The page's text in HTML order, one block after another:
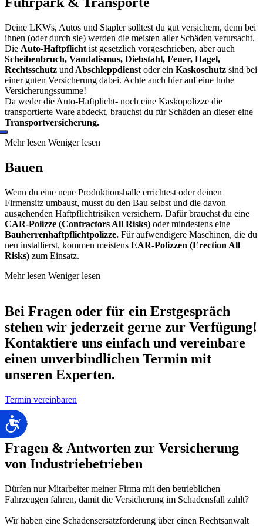
Barrierefreiheit
Deine LKWs, Autos und Stapler solltest du gut versichern, denn bei
ihnen (oder durch sie) werden die meisten aller Schäden verursacht.
Die Auto-Haftpflicht ist gesetzlich vorgeschrieben, aber auch
Scheibenbruch, Vandalismus, Diebstahl, Feuer, Hagel,
Rechtsschutz und Abschleppdienst oder ein Kaskoschutz sind bei
einer guten Versicherung dabei. Achte auch hier auf eine hohe
Versicherungssumme!
Da weder die Auto-Haftplicht- noch eine Kaskopolizze die
transportierte Ware abdeckt, brauchst du für Schäden an dieser eine
Transportversicherung.
Mehr lesen Weniger lesen
Bauen
Wenn du eine neue Produktionshalle errichtest oder deinen
Firmensitz umbaust, musst du den Bau selbst und die davon
ausgehenden Haftpflichtrisiken versichern. Dafür brauchst du eine
CAR-Polizze (Contractors All Risks) oder mindestens eine
Bauherrenhaftpflichtpolizze. Für aufwendigere Maschinen, die du
neu installierst, kommen meistens EAR-Polizzen (Erection All
Risks) zum Einsatz.
Mehr lesen Weniger lesen
Bei Fragen oder für ein Erstgespräch
stehen wir jederzeit gerne zur Verfügung!
Kontaktiere uns einfach und vereinbare
einen unverbindlichen Termin mit
unseren Experten.
Termin vereinbaren
FAQs
Fragen & Antworten zur Versicherung
von Industriebetrieben
Dürfen nur Mitarbeiter meiner Firma mit den betrieblichen
Fahrzeugen fahren, damit die Versicherung im Schadensfall zahlt?
Wir haben eine Schadensersatzforderung über einen Rechtsanwalt